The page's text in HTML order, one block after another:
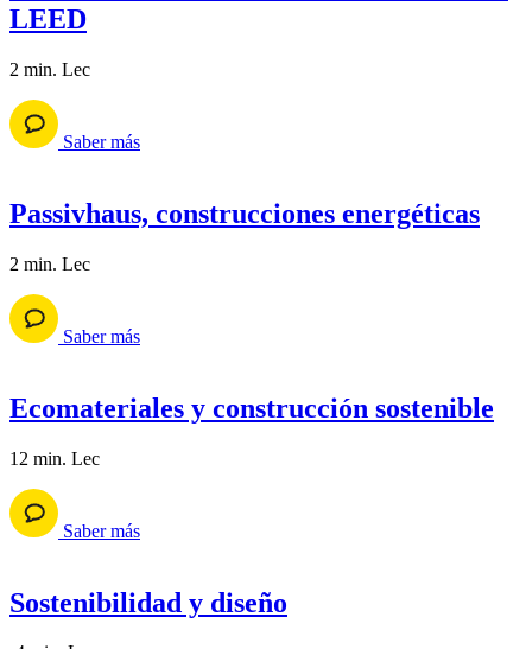
LEED
2 min. Lec
Saber más
Passivhaus, construcciones energéticas
2 min. Lec
Saber más
Ecomateriales y construcción sostenible
12 min. Lec
Saber más
Sostenibilidad y diseño